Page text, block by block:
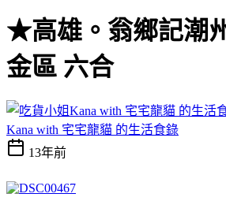
★高雄。翁鄉記潮
金區 六合
Kana with 宅宅龍貓 的生活食錄
13年前